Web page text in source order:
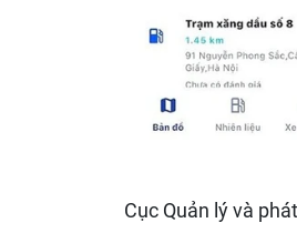
Cục Quản lý và